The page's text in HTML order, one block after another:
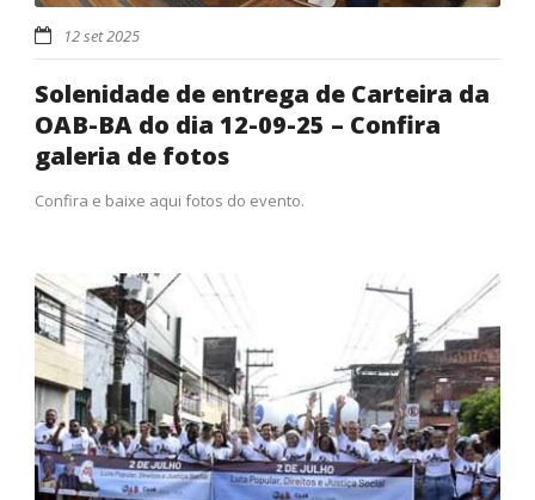
12 set 2025
Solenidade de entrega de Carteira da
OAB-BA do dia 12-09-25 – Confira
galeria de fotos
Confira e baixe aqui fotos do evento.